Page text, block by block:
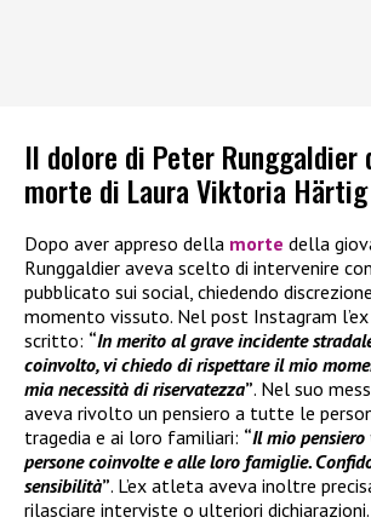
Il dolore di Peter Runggaldier
morte di Laura Viktoria Härtig
Dopo aver appreso della morte della
Runggaldier aveva scelto di intervenire
pubblicato sui social, chiedendo
momento vissuto. Nel post Instagram
scritto: “In merito al grave incidente
coinvolto, vi chiedo di rispettare il mio
mia necessità di riservatezza”. Nel suo
aveva rivolto un pensiero a tutte le
tragedia e ai loro familiari: “Il mio
persone coinvolte e alle loro famiglie.
sensibilità”. L’ex atleta aveva inoltre
rilasciare interviste o ulteriori dichiarazioni.